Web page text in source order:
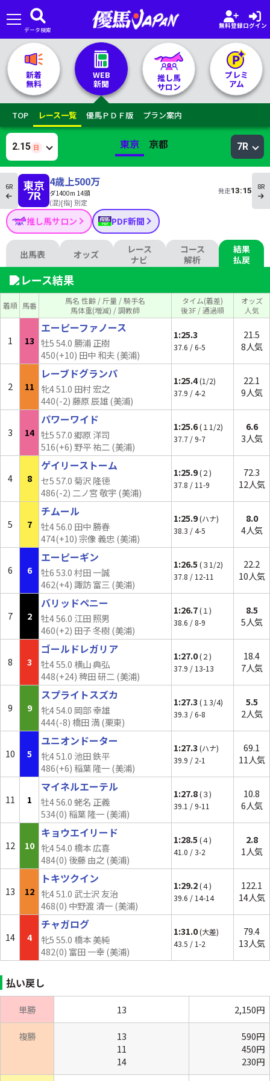
🏇 推し馬サロンTOP
レース一覧
記者&予想家
お気に入り
データ検索
無料登録ログイン
新着
無料
WEB
新聞
推し馬
サロン
プレミ
アム
TOP レース一覧 優馬ＰＤＦ版 プラン案内
2.15 日 東京 京都 7R
6R 東京
7R
4歳上500万
ダ1400m 14頭
(混)[指] 別定
発走13:15 8R
推し馬サロン PDF新聞
出馬表 オッズ
レース
ナビ
コース
解析
結果
払戻
レース結果
着順 馬番
馬名 性齢 / 斤量 / 騎手名
馬体重(増減) / 調教師
タイム(着差)
後3F / 通過順
オッズ
人気
1 13
エーピーファノース
牡5 54.0 勝浦 正樹
450(+10) 田中 和夫 (美浦)
1:25.3
37.6 / 6-5
21.5
8人気
2 11
レーブドグランパ
牝4 51.0 田村 宏之
440(-2) 藤原 辰雄 (美浦)
1:25.4(1/2)
37.9 / 4-2
22.1
9人気
3 14
パワーワイド
牡5 57.0 郷原 洋司
516(+6) 野平 祐二 (美浦)
1:25.6(１1/2)
37.7 / 9-7
6.6
3人気
4 8
ゲイリーストーム
セ5 57.0 菊沢 隆徳
486(-2) 二ノ宮 敬宇 (美浦)
1:25.9(２)
37.8 / 11-9
72.3
12人気
5 7
チムール
牡4 56.0 田中 勝春
474(+10) 宗像 義忠 (美浦)
1:25.9(ハナ)
38.3 / 4-5
8.0
4人気
6 6
エーピーギン
牡6 53.0 村田 一誠
462(+4) 諏訪 富三 (美浦)
1:26.5(３1/2)
37.8 / 12-11
22.2
10人気
7 2
バリッドペニー
牡4 56.0 江田 照男
460(+2) 田子 冬樹 (美浦)
1:26.7(１)
38.6 / 8-9
8.5
5人気
8 3
ゴールドレガリア
牡4 55.0 横山 典弘
448(+24) 稗田 研二 (美浦)
1:27.0(２)
37.9 / 13-13
18.4
7人気
9 9
スプライトスズカ
牝4 54.0 岡部 幸雄
444(-8) 橋田 満 (栗東)
1:27.3(１3/4)
39.3 / 6-8
5.5
2人気
10 5
ユニオンドーター
牝4 51.0 池田 鉄平
486(+6) 稲葉 隆一 (美浦)
1:27.3(ハナ)
39.9 / 2-1
69.1
11人気
11 1
マイネルエーテル
牡4 56.0 蛯名 正義
534(0) 稲葉 隆一 (美浦)
1:27.8(３)
39.1 / 9-11
10.8
6人気
12 10
キョウエイリード
牝4 54.0 橋本 広喜
484(0) 後藤 由之 (美浦)
1:28.5(４)
41.0 / 3-2
2.8
1人気
13 12
トキツクイン
牝4 51.0 武士沢 友治
468(0) 中野渡 清一 (美浦)
1:29.2(４)
39.6 / 14-14
122.1
14人気
14 4
チャガログ
牝5 55.0 橋本 美純
482(0) 富田 一幸 (美浦)
1:31.0(大差)
43.5 / 1-2
79.4
13人気
払い戻し
単勝 13 2,150円
複勝
13
11
14
590円
450円
230円